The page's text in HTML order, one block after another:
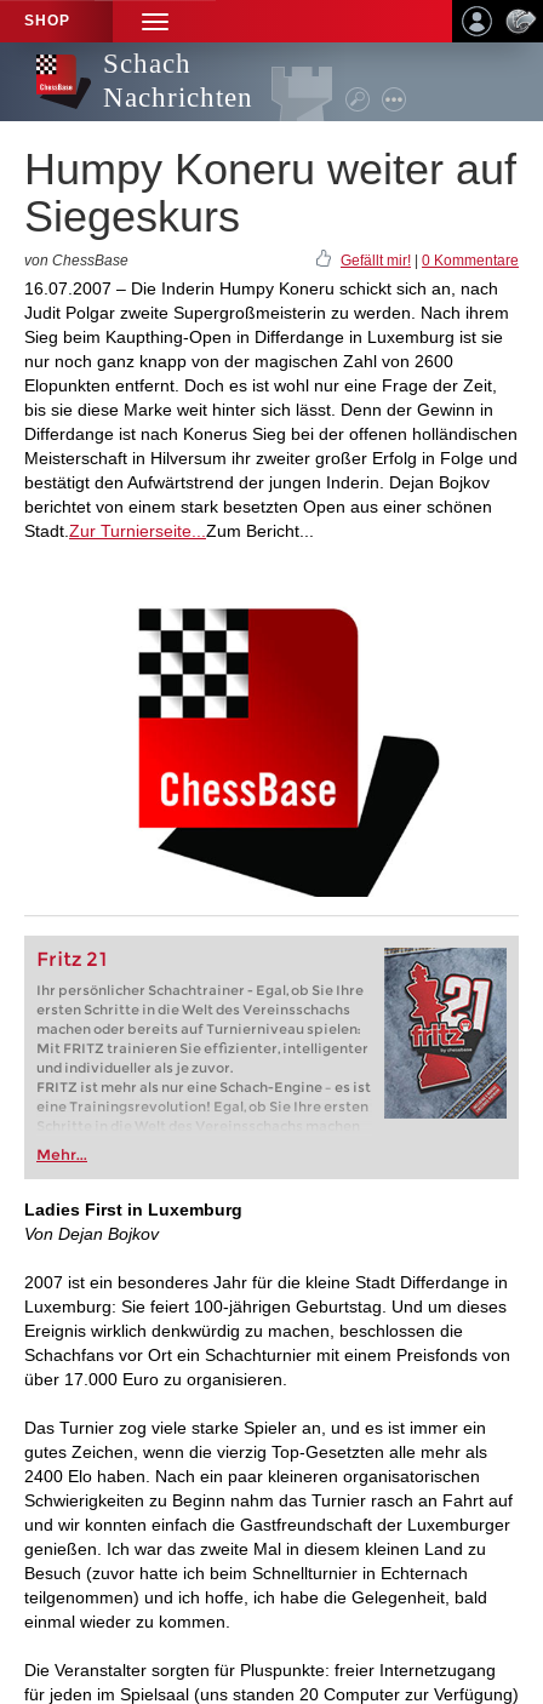
SHOP
TOGGLE
NAVIGATION
Schach
Nachrichten
Humpy Koneru weiter auf
Siegeskurs
von ChessBase Gefällt mir! 0 Kommentare
16.07.2007 – Die Inderin Humpy Koneru schickt sich an, nach
Judit Polgar zweite Supergroßmeisterin zu werden. Nach ihrem
Sieg beim Kaupthing-Open in Differdange in Luxemburg ist sie
nur noch ganz knapp von der magischen Zahl von 2600
Elopunkten entfernt. Doch es ist wohl nur eine Frage der Zeit,
bis sie diese Marke weit hinter sich lässt. Denn der Gewinn in
Differdange ist nach Konerus Sieg bei der offenen holländischen
Meisterschaft in Hilversum ihr zweiter großer Erfolg in Folge und
bestätigt den Aufwärtstrend der jungen Inderin. Dejan Bojkov
berichtet von einem stark besetzten Open aus einer schönen
Stadt. Zur Turnierseite... Zum Bericht...
Fritz 21
Ihr persönlicher Schachtrainer - Egal, ob Sie Ihre
ersten Schritte in die Welt des Vereinsschachs
machen oder bereits auf Turnierniveau spielen:
Mit FRITZ trainieren Sie effizienter, intelligenter
und individueller als je zuvor.
FRITZ ist mehr als nur eine Schach-Engine – es ist
eine Trainingsrevolution! Egal, ob Sie Ihre ersten
Schritte in die Welt des Vereinsschachs machen
oder bereits auf Turnierniveau spielen: Mit
FRITZ trainieren Sie effizienter, intelligenter und
individueller als je zuvor.
Mehr...
Ladies First in Luxemburg
Von Dejan Bojkov
2007 ist ein besonderes Jahr für die kleine Stadt Differdange in
Luxemburg: Sie feiert 100-jährigen Geburtstag. Und um dieses
Ereignis wirklich denkwürdig zu machen, beschlossen die
Schachfans vor Ort ein Schachturnier mit einem Preisfonds von
über 17.000 Euro zu organisieren.
Das Turnier zog viele starke Spieler an, und es ist immer ein
gutes Zeichen, wenn die vierzig Top-Gesetzten alle mehr als
2400 Elo haben. Nach ein paar kleineren organisatorischen
Schwierigkeiten zu Beginn nahm das Turnier rasch an Fahrt auf
und wir konnten einfach die Gastfreundschaft der Luxemburger
genießen. Ich war das zweite Mal in diesem kleinen Land zu
Besuch (zuvor hatte ich beim Schnellturnier in Echternach
teilgenommen) und ich hoffe, ich habe die Gelegenheit, bald
einmal wieder zu kommen.
Die Veranstalter sorgten für Pluspunkte: freier Internetzugang
für jeden im Spielsaal (uns standen 20 Computer zur Verfügung)